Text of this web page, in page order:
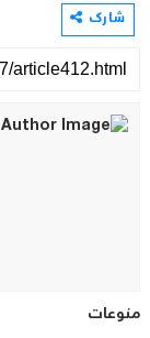
شارك
منوعات